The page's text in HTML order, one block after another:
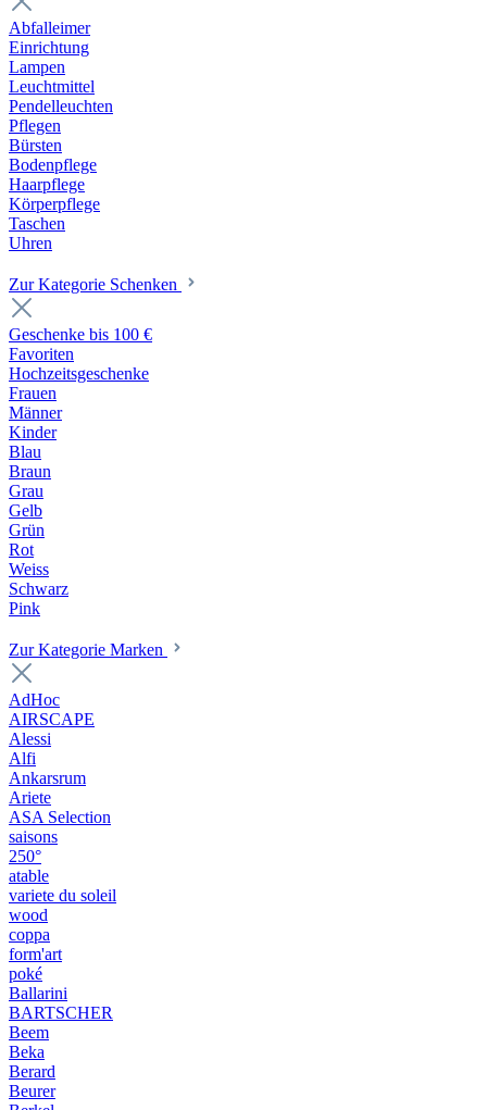
Abfalleimer
Einrichtung
Lampen
Leuchtmittel
Pendelleuchten
Pflegen
Bürsten
Bodenpflege
Haarpflege
Körperpflege
Taschen
Uhren
Zur Kategorie Schenken
Geschenke bis 100 €
Favoriten
Hochzeitsgeschenke
Frauen
Männer
Kinder
Blau
Braun
Grau
Gelb
Grün
Rot
Weiss
Schwarz
Pink
Zur Kategorie Marken
AdHoc
AIRSCAPE
Alessi
Alfi
Ankarsrum
Ariete
ASA Selection
saisons
250°
atable
variete du soleil
wood
coppa
form'art
poké
Ballarini
BARTSCHER
Beem
Beka
Berard
Beurer